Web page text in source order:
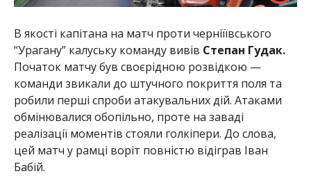
В якості капітана на матч проти черніїївського
“Урагану” калуську команду вивів Степан Гудак.
Початок матчу був своєрідною розвідкою —
команди звикали до штучного покриття поля та
робили перші спроби атакувальних дій. Атаками
обмінювалися обопільно, проте на заваді
реалізації моментів стояли голкіпери. До слова,
цей матч у рамці воріт повністю відіграв Іван
Бабій.